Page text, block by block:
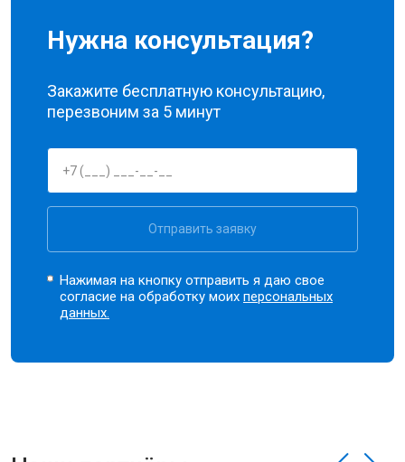
Нужна консультация?
Закажите бесплатную консультацию,
перезвоним за 5 минут
Отправить заявку
Нажимая на кнопку отправить я даю свое
согласие на обработку моихперсональных
данных.